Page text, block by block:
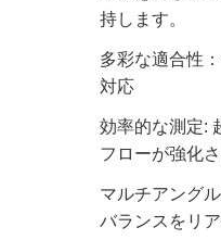
持します。
多彩な適合性
対応
効率的な測定:
フローが強化さ
マルチアング
バランスをリ